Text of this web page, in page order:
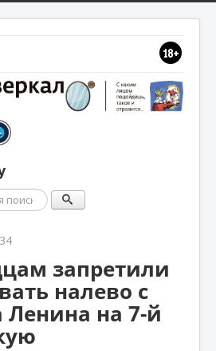
запретили
налево с
Ленина на 7-й